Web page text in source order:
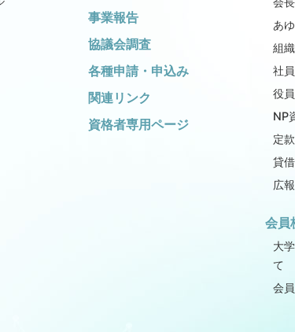
事業報告
協議会調査
各種申請・申込み
関連リンク
資格者専用ページ
あ
組織
社
役
NP
定
貸
広
会員
大
て
会